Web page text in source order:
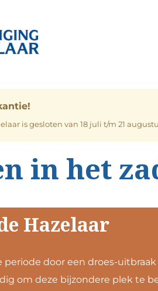
is gesloten van 18 juli t/m 21
in het
Hazelaar
periode door een droes-
om deze bijzondere plek te